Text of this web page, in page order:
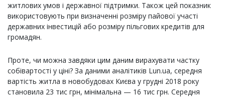
житлових умов і державної підтримки. Також цей показник
використовують при визначенні розміру пайової участі
державних інвестицій або розміру пільгових кредитів для
громадян.
Проте, чи можна завдяки цим даним вирахувати частку
собівартості у ціні? За даними аналітиків Lun.ua, середня
вартість житла в новобудовах Києва у грудні 2018 року
становила 23 тис грн, мінімальна — 16 тис грн. Середня